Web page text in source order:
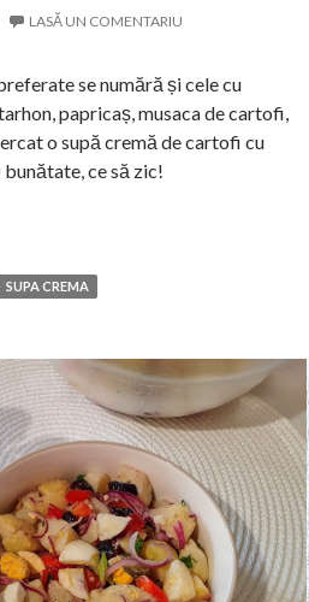
LASĂ UN COMENTARIU
se numără și cele cu
papricaș, musaca de cartofi,
o supă cremă de cartofi cu
ce să zic!
cremă de cartofi
SUPA CREMA